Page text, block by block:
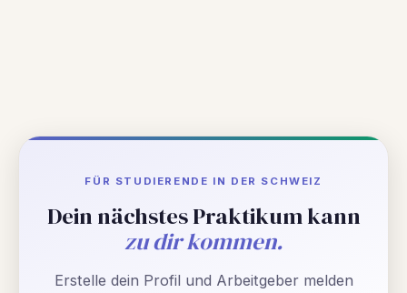
FÜR STUDIERENDE IN DER SCHWEIZ
Dein nächstes Praktikum kann
zu dir kommen.
Erstelle dein Profil und Arbeitgeber melden